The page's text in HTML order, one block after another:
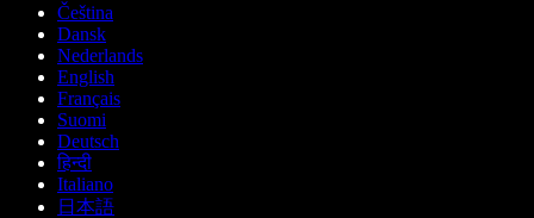
Čeština
Dansk
Nederlands
English
Français
Suomi
Deutsch
हिन्दी
Italiano
日本語